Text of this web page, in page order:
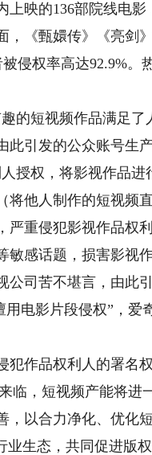
上映的136部院线电
《甄嬛传》《亮剑
侵权率高达92.9%
短视频作品满足了
此引发的公众账号生
授权，将影视作品
他人制作的短视频
重侵犯影视作品权
感话题，损害影视
公司苦不堪言，由此
电影片段侵权”，爱
作品权利人的署名
临，短视频产能将进
，以合力净化、优化
业生态，共同促进版